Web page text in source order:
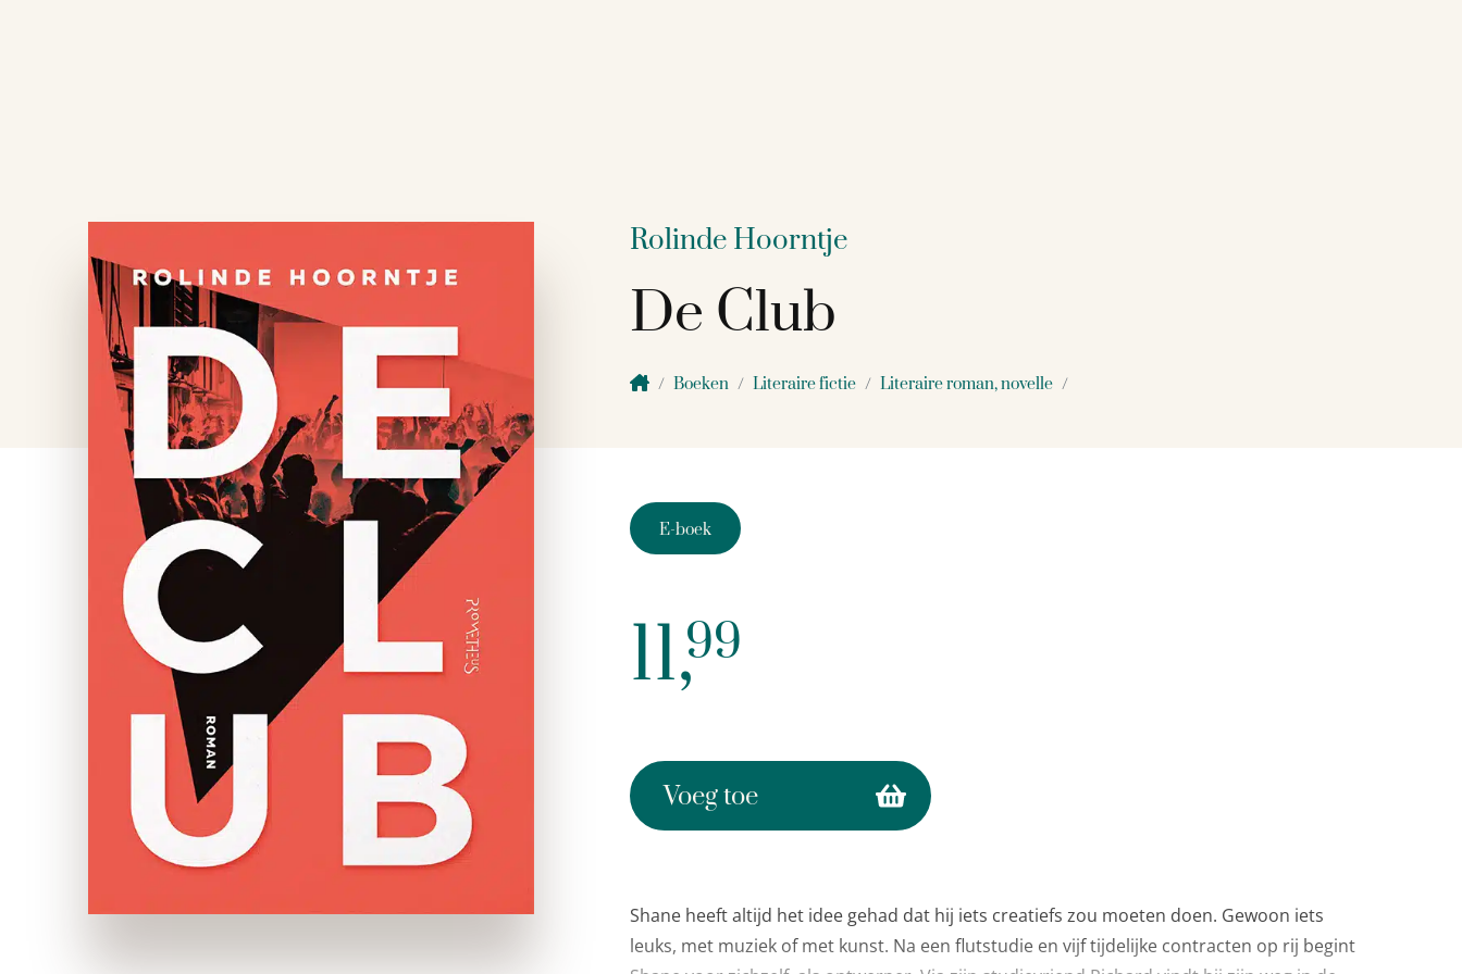
Rolinde Hoorntje
De Club
Boeken Literaire fictie Literaire roman, novelle
E-boek
11,99
Voeg toe
Shane heeft altijd het idee gehad dat hij iets creatiefs zou moeten doen. Gewoon iets
leuks, met muziek of met kunst. Na een flutstudie en vijf tijdelijke contracten op rij begint